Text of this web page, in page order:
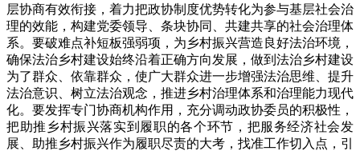
层协商有效衔接，着力把政协制度优势转化为参与基层社会治
理的效能，构建党委领导、条块协同、共建共享的社会治理体
系。要破难点补短板强弱项，为乡村振兴营造良好法治环境，
确保法治乡村建设始终沿着正确方向发展，做到法治乡村建设
为了群众、依靠群众，使广大群众进一步增强法治思维、提升
法治意识、树立法治观念，推进乡村治理体系和治理能力现代
化。要发挥专门协商机构作用，充分调动政协委员的积极性，
把助推乡村振兴落实到履职的各个环节，把服务经济社会发
展、助推乡村振兴作为履职尽责的大考，找准工作切入点，引